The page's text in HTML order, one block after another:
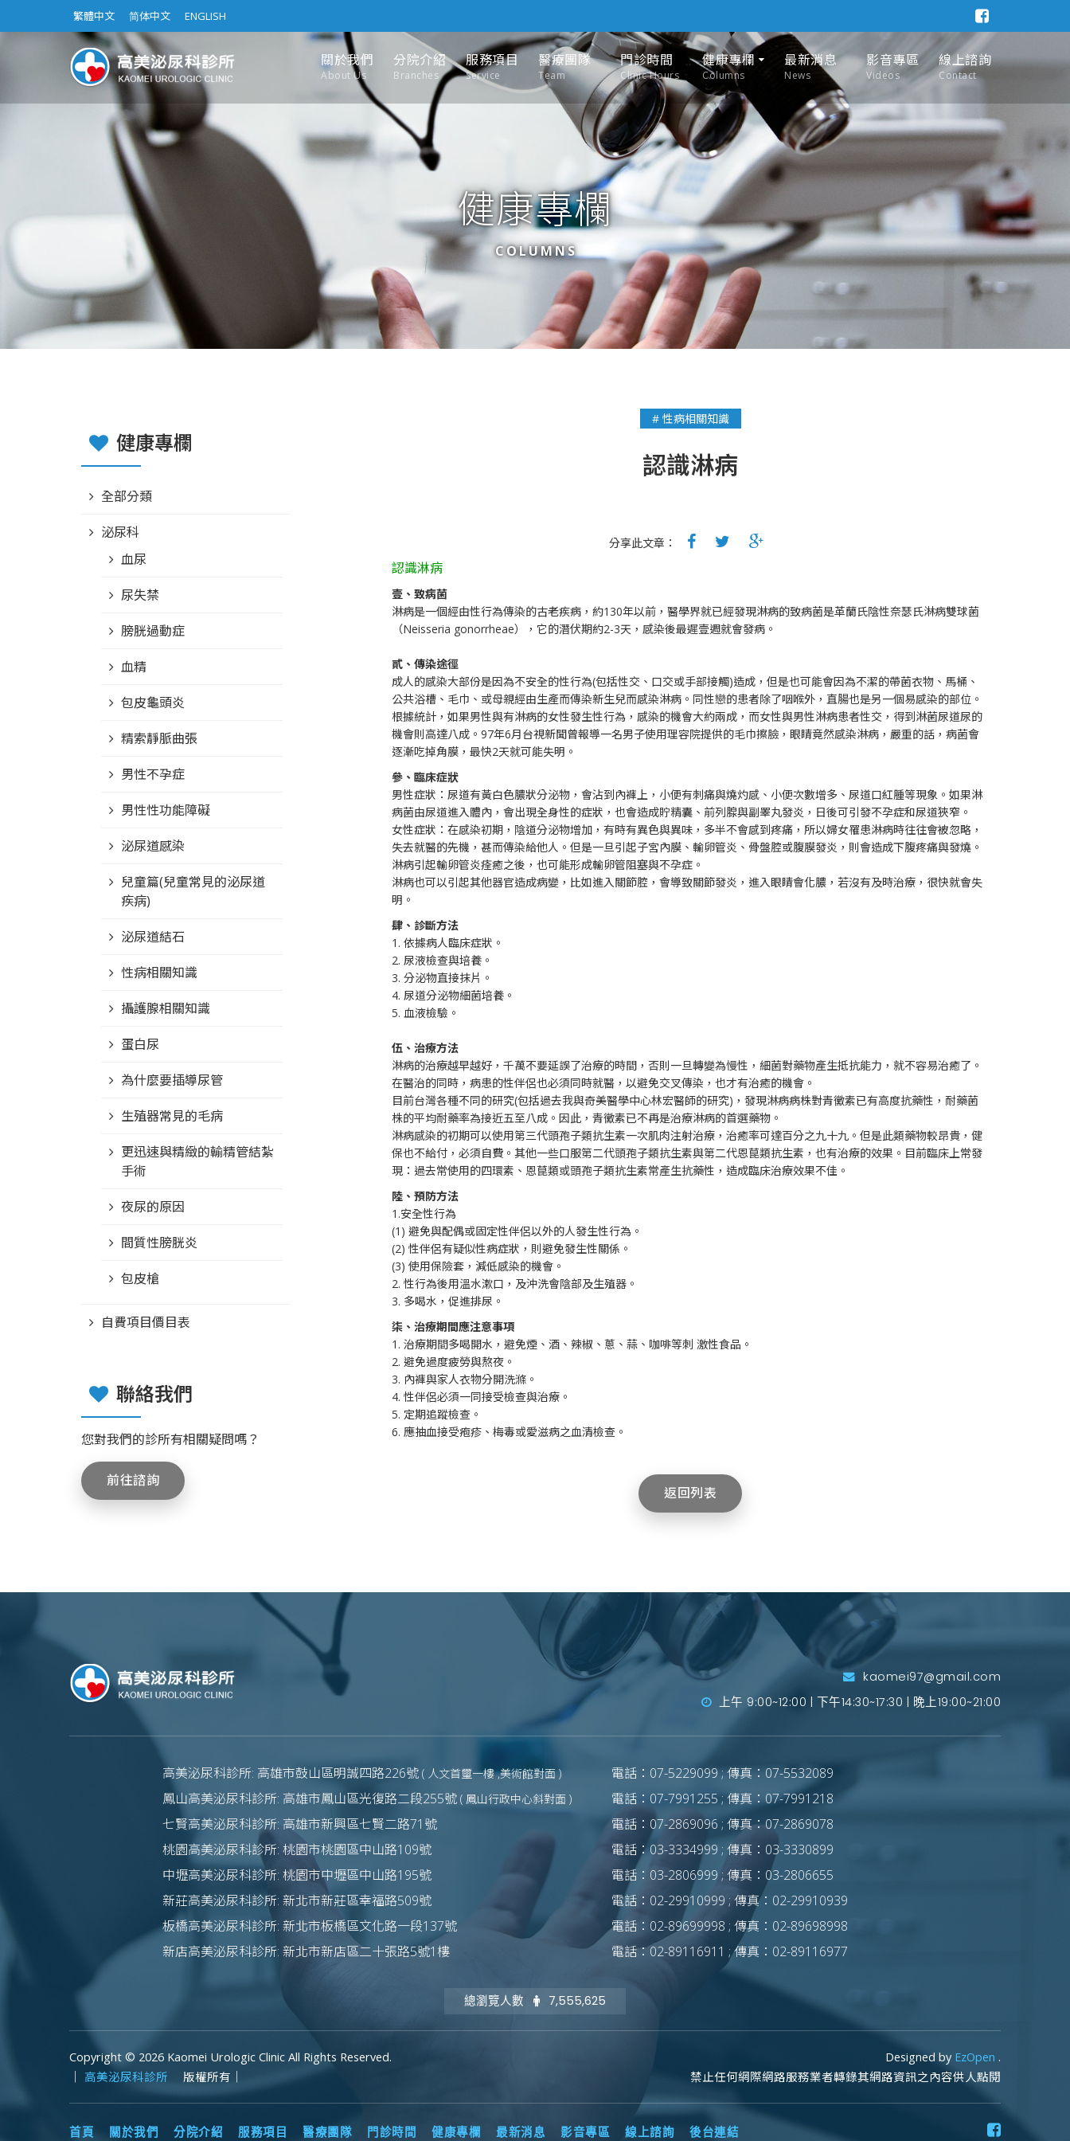
繁體中文 简体中文 ENGLISH
關於我們
About Us
分院介紹
Branches
服務項目
Service
醫療團隊
Team
門診時間
Clinic Hours
健康專欄
Columns
最新消息
News
影音專區
Videos
線上諮詢
Contact
健康專欄
COLUMNS
# 性病相關知識
認識淋病
分享此文章：
認識淋病
壹、致病菌
淋病是一個經由性行為傳染的古老疾病，約130年以前，醫學界就已經發現淋病的致病菌是革蘭氏陰性奈瑟氏淋病雙球菌
（Neisseria gonorrheae），它的潛伏期約2-3天，感染後最遲壹週就會發病。
貳、傳染途徑
成人的感染大部份是因為不安全的性行為(包括性交、口交或手部接觸)造成，但是也可能會因為不潔的帶菌衣物、馬桶、
公共浴槽、毛巾、或母親經由生產而傳染新生兒而感染淋病。同性戀的患者除了咽喉外，直腸也是另一個易感染的部位。
根據統計，如果男性與有淋病的女性發生性行為，感染的機會大約兩成，而女性與男性淋病患者性交，得到淋菌尿道尿的
機會則高達八成。97年6月台視新聞曾報導一名男子使用理容院提供的毛巾擦臉，眼睛竟然感染淋病，嚴重的話，病菌會
逐漸吃掉角膜，最快2天就可能失明。
參、臨床症狀
男性症狀：尿道有黃白色膿狀分泌物，會沾到內褲上，小便有刺痛與燒灼感、小便次數增多、尿道口紅腫等現象。如果淋
病菌由尿道進入體內，會出現全身性的症狀，也會造成貯精囊、前列腺與副睪丸發炎，日後可引發不孕症和尿道狹窄。
女性症狀：在感染初期，陰道分泌物增加，有時有異色與異味，多半不會感到疼痛，所以婦女罹患淋病時往往會被忽略，
失去就醫的先機，甚而傳染給他人。但是一旦引起子宮內膜、輸卵管炎、骨盤腔或腹膜發炎，則會造成下腹疼痛與發燒。
淋病引起輸卵管炎痊癒之後，也可能形成輸卵管阻塞與不孕症。
淋病也可以引起其他器官造成病變，比如進入關節腔，會導致關節發炎，進入眼睛會化膿，若沒有及時治療，很快就會失
明。
肆、診斷方法
1. 依據病人臨床症狀。
2. 尿液檢查與培養。
3. 分泌物直接抹片。
4. 尿道分泌物細菌培養。
5. 血液檢驗。
伍、治療方法
淋病的治療越早越好，千萬不要延誤了治療的時間，否則一旦轉變為慢性，細菌對藥物產生抵抗能力，就不容易治癒了。
在醫治的同時，病患的性伴侶也必須同時就醫，以避免交叉傳染，也才有治癒的機會。
目前台灣各種不同的研究(包括過去我與奇美醫學中心林宏醫師的研究)，發現淋病病株對青黴素已有高度抗藥性，耐藥菌
株的平均耐藥率為接近五至八成。因此，青黴素已不再是治療淋病的首選藥物。
淋病感染的初期可以使用第三代頭孢子類抗生素一次肌肉注射治療，治癒率可達百分之九十九。但是此類藥物較昂貴，健
保也不給付，必須自費。其他一些口服第二代頭孢子類抗生素與第二代恩菎類抗生素，也有治療的效果。目前臨床上常發
現：過去常使用的四環素、恩菎類或頭孢子類抗生素常產生抗藥性，造成臨床治療效果不佳。
陸、預防方法
1.安全性行為
(1) 避免與配偶或固定性伴侶以外的人發生性行為。
(2) 性伴侶有疑似性病症狀，則避免發生性關係。
(3) 使用保險套，減低感染的機會。
2. 性行為後用溫水漱口，及沖洗會陰部及生殖器。
3. 多喝水，促進排尿。
柒、治療期間應注意事項
1. 治療期間多喝開水，避免煙、酒、辣椒、蔥、蒜、咖啡等刺 激性食品。
2. 避免過度疲勞與熬夜。
3. 內褲與家人衣物分開洗滌。
4. 性伴侶必須一同接受檢查與治療。
5. 定期追蹤檢查。
6. 應抽血接受疱疹、梅毒或愛滋病之血清檢查。
返回列表
健康專欄
全部分類
泌尿科
血尿
尿失禁
膀胱過動症
血精
包皮龜頭炎
精索靜脈曲張
男性不孕症
男性性功能障礙
泌尿道感染
兒童篇(兒童常見的泌尿道
疾病)
泌尿道結石
性病相關知識
攝護腺相關知識
蛋白尿
為什麼要插導尿管
生殖器常見的毛病
更迅速與精緻的輸精管結紮
手術
夜尿的原因
間質性膀胱炎
包皮槍
自費項目價目表
聯絡我們
您對我們的診所有相關疑問嗎？
前往諮詢
kaomei97@gmail.com
上午 9:00~12:00 | 下午14:30~17:30 | 晚上19:00~21:00
高美泌尿科診所: 高雄市鼓山區明誠四路226號 ( 人文首璽一樓 ,美術館對面 )
電話：07-5229099 ; 傳真：07-5532089
鳳山高美泌尿科診所: 高雄市鳳山區光復路二段255號 ( 鳳山行政中心斜對面 )
電話：07-7991255 ; 傳真：07-7991218
七賢高美泌尿科診所: 高雄市新興區七賢二路71號
電話：07-2869096 ; 傳真：07-2869078
桃園高美泌尿科診所: 桃園市桃園區中山路109號
電話：03-3334999 ; 傳真：03-3330899
中壢高美泌尿科診所: 桃園市中壢區中山路195號
電話：03-2806999 ; 傳真：03-2806655
新莊高美泌尿科診所: 新北市新莊區幸福路509號
電話：02-29910999 ; 傳真：02-29910939
板橋高美泌尿科診所: 新北市板橋區文化路一段137號
電話：02-89699998 ; 傳真：02-89698998
新店高美泌尿科診所: 新北市新店區二十張路5號1樓
電話：02-89116911 ; 傳真：02-89116977
總瀏覽人數 7,555,625
Copyright © 2026 Kaomei Urologic Clinic All Rights Reserved.
高美泌尿科診所 版權所有｜
Designed by EzOpen .
禁止任何網際網路服務業者轉錄其網路資訊之內容供人點閱
首頁 關於我們 分院介紹 服務項目 醫療團隊 門診時間 健康專欄 最新消息 影音專區 線上諮詢 後台連結